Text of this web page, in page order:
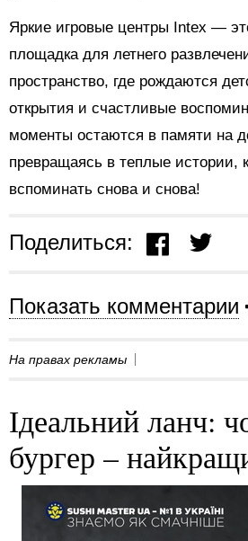
Яркие игровые центры Intex —
площадка для летнего
пространство, где рождаются
открытия и счастливые
моменты остаются в памяти на
превращаясь в теплые истории,
вспоминать снова и снова!
Поделиться:
Показать комментарии
На правах рекламы
Ідеальний ланч:
бургер –